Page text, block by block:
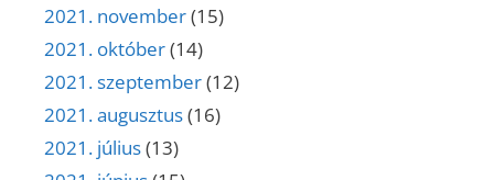
2021. november(15)
2021. október(14)
2021. szeptember(12)
2021. augusztus(16)
2021. július(13)